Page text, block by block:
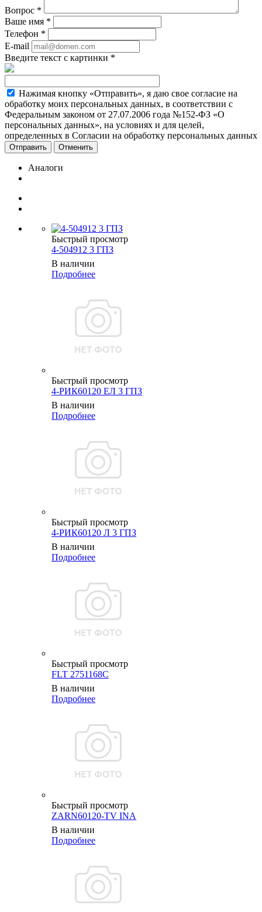
Вопрос *
Ваше имя *
Телефон *
E-mail
Введите текст с картинки *
Нажимая кнопку «Отправить», я даю свое согласие на
обработку моих персональных данных, в соответствии с
Федеральным законом от 27.07.2006 года №152-ФЗ «О
персональных данных», на условиях и для целей,
определенных в Согласии на обработку персональных данных
Отменить
Аналоги
Быстрый просмотр
4-504912 3 ГПЗ
В наличии
Подробнее
Быстрый просмотр
4-РИК60120 ЕЛ 3 ГПЗ
В наличии
Подробнее
Быстрый просмотр
4-РИК60120 Л 3 ГПЗ
В наличии
Подробнее
Быстрый просмотр
FLT 2751168C
В наличии
Подробнее
Быстрый просмотр
ZARN60120-TV INA
В наличии
Подробнее